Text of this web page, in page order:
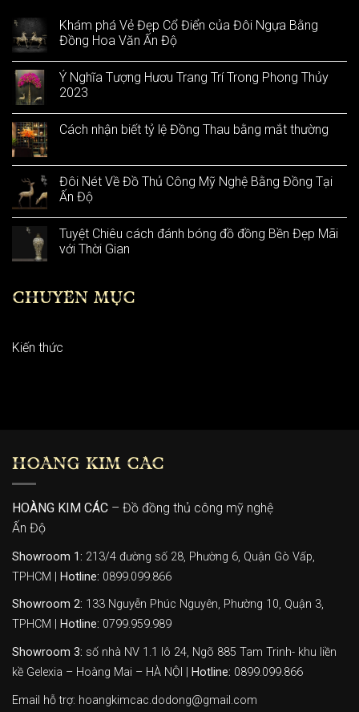
Khám phá Vẻ Đẹp Cổ Điển của Đôi Ngựa Bằng
Đồng Hoa Văn Ấn Độ
Ý Nghĩa Tượng Hươu Trang Trí Trong Phong Thủy
2023
Cách nhận biết tỷ lệ Đồng Thau bằng mắt thường
Đôi Nét Về Đồ Thủ Công Mỹ Nghệ Bằng Đồng Tại
Ấn Độ
Tuyệt Chiêu cách đánh bóng đồ đồng Bền Đẹp Mãi
với Thời Gian
CHUYÊN MỤC
Kiến thức
HOÀNG KIM CÁC
HOÀNG KIM CÁC – Đồ đồng thủ công mỹ nghệ
Ấn Độ
Showroom 1: 213/4 đường số 28, Phường 6, Quận Gò Vấp,
TPHCM |
Hotline: 0899.099.866
Showroom 2: 133 Nguyễn Phúc Nguyên, Phường 10, Quận 3,
TPHCM |
Hotline: 0799.959.989
Showroom 3: số nhà NV 1.1 lô 24, Ngõ 885 Tam Trinh- khu liền
kề Gelexia – Hoàng Mai – HÀ NỘI |
Hotline: 0899.099.866
Email hỗ trợ: hoangkimcac.dodong@gmail.com